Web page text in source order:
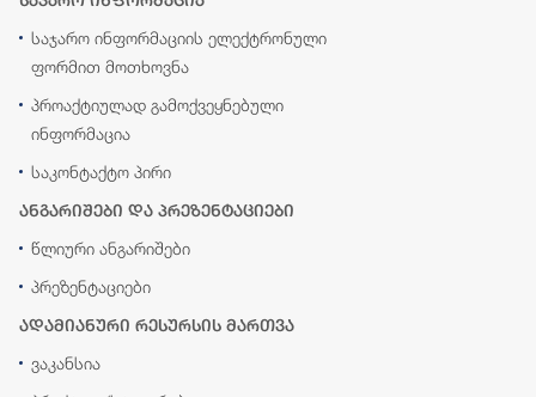
საჯარო ინფორმაციის ელექტრონული
ფორმით მოთხოვნა
პროაქტიულად გამოქვეყნებული
ინფორმაცია
საკონტაქტო პირი
ანგარიშები და პრეზენტაციები
წლიური ანგარიშები
პრეზენტაციები
ადამიანური რესურსის მართვა
ვაკანსია